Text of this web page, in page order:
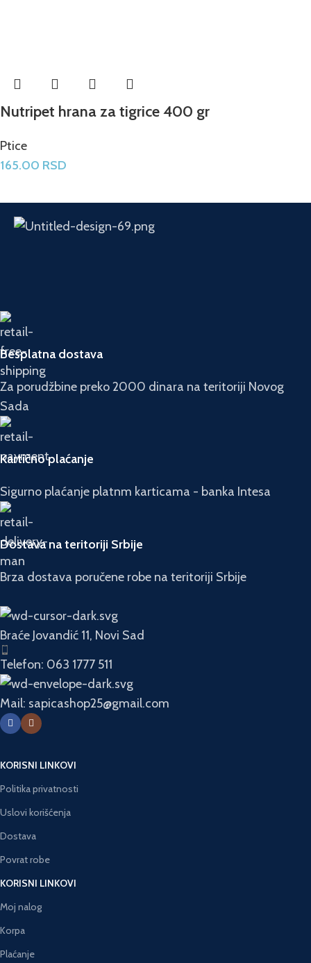
Nutripet hrana za tigrice 400 gr
Ptice
165.00 RSD
Besplatna dostava
Za porudžbine preko 2000 dinara na teritoriji Novog
Sada
Kartično plaćanje
Sigurno plaćanje platnm karticama - banka Intesa
Dostava na teritoriji Srbije
Brza dostava poručene robe na teritoriji Srbije
Braće Jovandić 11, Novi Sad
Telefon: 063 1777 511
Mail: sapicashop25@gmail.com
KORISNI LINKOVI
Politika privatnosti
Uslovi korišćenja
Dostava
Povrat robe
KORISNI LINKOVI
Moj nalog
Korpa
Plaćanje